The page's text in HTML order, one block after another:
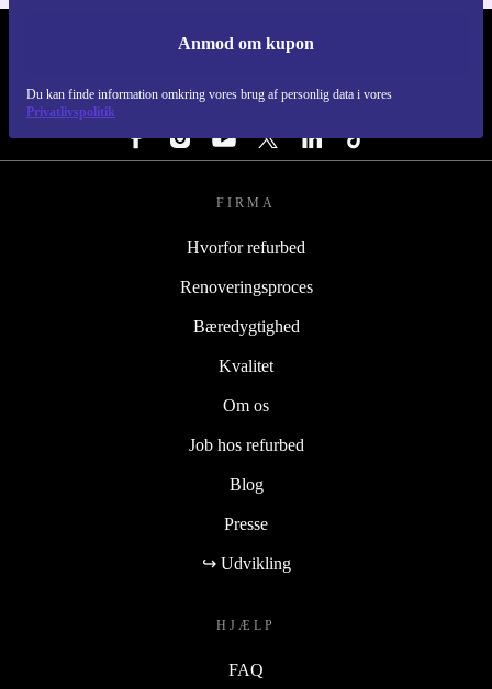
Anmod om kupon
Du kan finde information omkring vores brug af personlig data i vores
Privatlivspolitik
REFURBED DANMARK - RETHINK NEW.
FØLG OS
FIRMA
Hvorfor refurbed
Renoveringsproces
Bæredygtighed
Kvalitet
Om os
Job hos refurbed
Blog
Presse
↪ Udvikling
HJÆLP
FAQ